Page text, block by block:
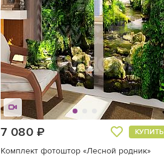
7 080 КУПИТЬ
Комплект фотоштор «Лесной родник»